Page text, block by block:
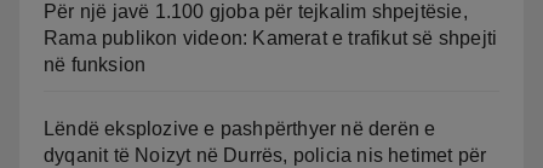
Për një javë 1.100 gjoba për tejkalim shpejtësie,
Rama publikon videon: Kamerat e trafikut së shpejti
në funksion
Lëndë eksplozive e pashpërthyer në derën e
dyqanit të Noizyt në Durrës, policia nis hetimet për